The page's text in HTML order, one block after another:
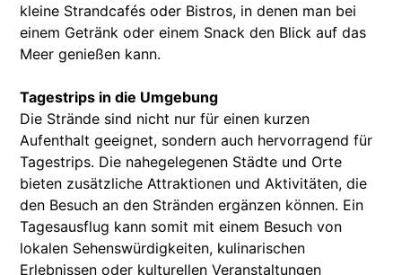
kleine Strandcafés oder Bistros, in denen man bei
einem Getränk oder einem Snack den Blick auf das
Meer genießen kann.
Tagestrips in die Umgebung
Die Strände sind nicht nur für einen kurzen
Aufenthalt geeignet, sondern auch hervorragend für
Tagestrips. Die nahegelegenen Städte und Orte
bieten zusätzliche Attraktionen und Aktivitäten, die
den Besuch an den Stränden ergänzen können. Ein
Tagesausflug kann somit mit einem Besuch von
lokalen Sehenswürdigkeiten, kulinarischen
Erlebnissen oder kulturellen Veranstaltungen